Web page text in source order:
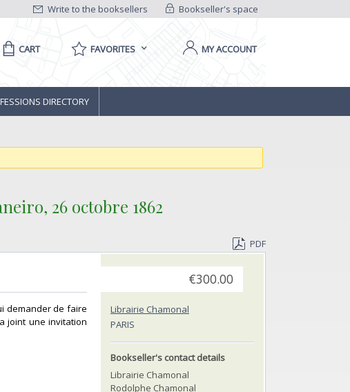
Bookseller's space
Write to the booksellers
CART FAVORITES MY ACCOUNT
DIRECTORY
26 octobre 1862
PDF
demander de faire
joint une invitation
€300.00
Librairie Chamonal
PARIS
Bookseller's contact details
Librairie Chamonal
Rodolphe Chamonal